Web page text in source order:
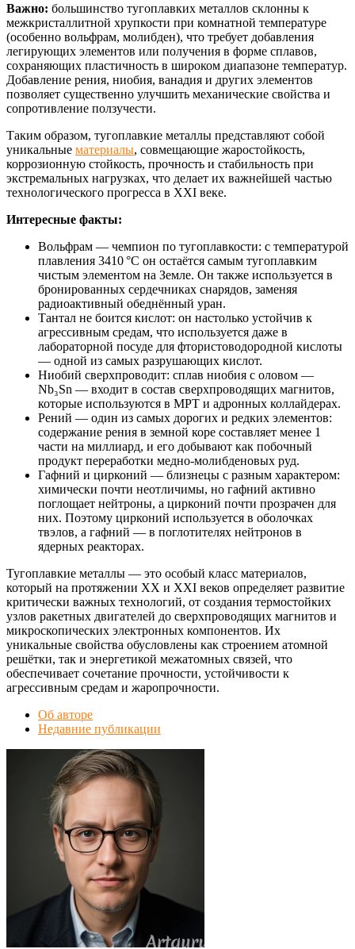
Важно: большинство тугоплавких металлов склонны к
межкристаллитной хрупкости при комнатной температуре
(особенно вольфрам, молибден), что требует добавления
легирующих элементов или получения в форме сплавов,
сохраняющих пластичность в широком диапазоне температур.
Добавление рения, ниобия, ванадия и других элементов
позволяет существенно улучшить механические свойства и
сопротивление ползучести.
Таким образом, тугоплавкие металлы представляют собой
уникальные материалы, совмещающие жаростойкость,
коррозионную стойкость, прочность и стабильность при
экстремальных нагрузках, что делает их важнейшей частью
технологического прогресса в XXI веке.
Интересные факты:
Вольфрам — чемпион по тугоплавкости: с температурой
плавления 3410 °C он остаётся самым тугоплавким
чистым элементом на Земле. Он также используется в
бронированных сердечниках снарядов, заменяя
радиоактивный обеднённый уран.
Тантал не боится кислот: он настолько устойчив к
агрессивным средам, что используется даже в
лабораторной посуде для фтористоводородной кислоты
— одной из самых разрушающих кислот.
Ниобий сверхпроводит: сплав ниобия с оловом —
Nb₃Sn — входит в состав сверхпроводящих магнитов,
которые используются в МРТ и адронных коллайдерах.
Рений — один из самых дорогих и редких элементов:
содержание рения в земной коре составляет менее 1
части на миллиард, и его добывают как побочный
продукт переработки медно-молибденовых руд.
Гафний и цирконий — близнецы с разным характером:
химически почти неотличимы, но гафний активно
поглощает нейтроны, а цирконий почти прозрачен для
них. Поэтому цирконий используется в оболочках
твэлов, а гафний — в поглотителях нейтронов в
ядерных реакторах.
Тугоплавкие металлы — это особый класс материалов,
который на протяжении XX и XXI веков определяет развитие
критически важных технологий, от создания термостойких
узлов ракетных двигателей до сверхпроводящих магнитов и
микроскопических электронных компонентов. Их
уникальные свойства обусловлены как строением атомной
решётки, так и энергетикой межатомных связей, что
обеспечивает сочетание прочности, устойчивости к
агрессивным средам и жаропрочности.
Об авторе
Недавние публикации